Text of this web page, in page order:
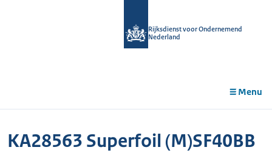
Rijksdienst voor Ondernemend
Nederland
Menu
KA28563 Superfoil (M)SF40BB